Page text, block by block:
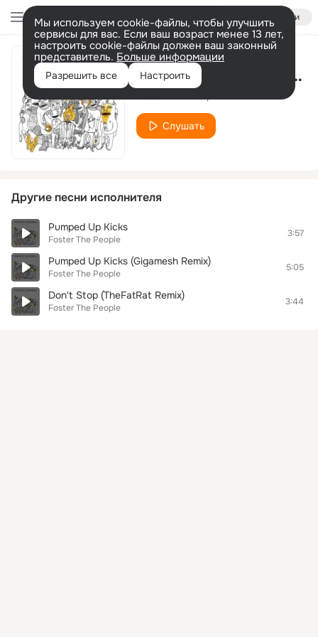
Войти
Мы используем cookie-файлы, чтобы улучшить
сервисы для вас. Если ваш возраст менее 13 лет,
настроить cookie-файлы должен ваш законный
представитель. Больше информации
Разрешить все Настроить Pumped Up Kicks (Bridge & Law Remix)
Слушать
Другие песни исполнителя
Pumped Up Kicks
Foster The People
3:57
Pumped Up Kicks (Gigamesh Remix)
Foster The People
5:05
Don't Stop (TheFatRat Remix)
Foster The People
3:44